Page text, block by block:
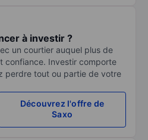
à investir ?
un courtier auquel plus de
confiance. Investir comporte
perdre tout ou partie de votre
Découvrez l'offre de
Saxo